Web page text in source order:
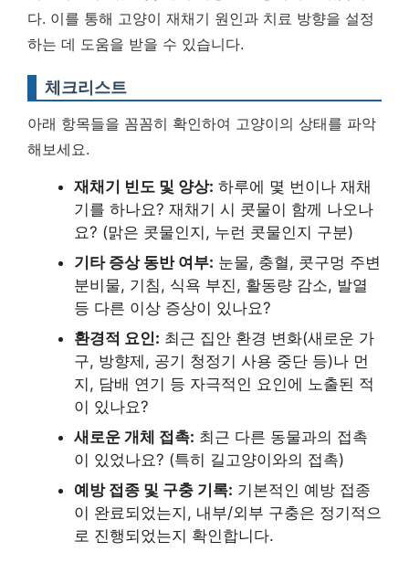
다. 이를 통해 고양이 재채기 원인과 치료 방향을 설정
하는 데 도움을 받을 수 있습니다.
체크리스트
아래 항목들을 꼼꼼히 확인하여 고양이의 상태를 파악
해보세요.
재채기 빈도 및 양상: 하루에 몇 번이나 재채
기를 하나요? 재채기 시 콧물이 함께 나오나
요? (맑은 콧물인지, 누런 콧물인지 구분)
기타 증상 동반 여부: 눈물, 충혈, 콧구멍 주변
분비물, 기침, 식욕 부진, 활동량 감소, 발열
등 다른 이상 증상이 있나요?
환경적 요인: 최근 집안 환경 변화(새로운 가
구, 방향제, 공기 청정기 사용 중단 등)나 먼
지, 담배 연기 등 자극적인 요인에 노출된 적
이 있나요?
새로운 개체 접촉: 최근 다른 동물과의 접촉
이 있었나요? (특히 길고양이와의 접촉)
예방 접종 및 구충 기록: 기본적인 예방 접종
이 완료되었는지, 내부/외부 구충은 정기적으
로 진행되었는지 확인합니다.